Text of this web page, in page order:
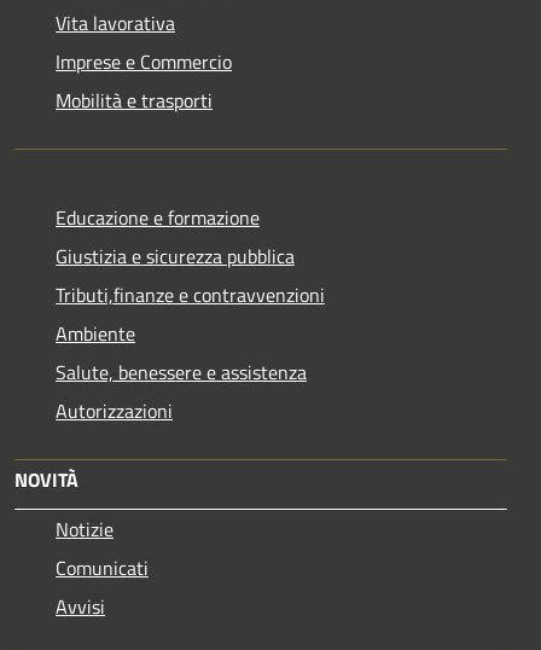
Vita lavorativa
Imprese e Commercio
Mobilità e trasporti
Educazione e formazione
Giustizia e sicurezza pubblica
Tributi,finanze e contravvenzioni
Ambiente
Salute, benessere e assistenza
Autorizzazioni
NOVITÀ
Notizie
Comunicati
Avvisi